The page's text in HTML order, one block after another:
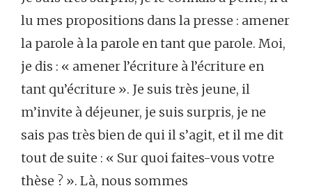
lu mes propositions dans la presse : amener
la parole à la parole en tant que parole. Moi,
je dis : « amener l’écriture à l’écriture en
tant qu’écriture ». Je suis très jeune, il
m’invite à déjeuner, je suis surpris, je ne
sais pas très bien de qui il s’agit, et il me dit
tout de suite : « Sur quoi faites-vous votre
thèse ? ». Là, nous sommes